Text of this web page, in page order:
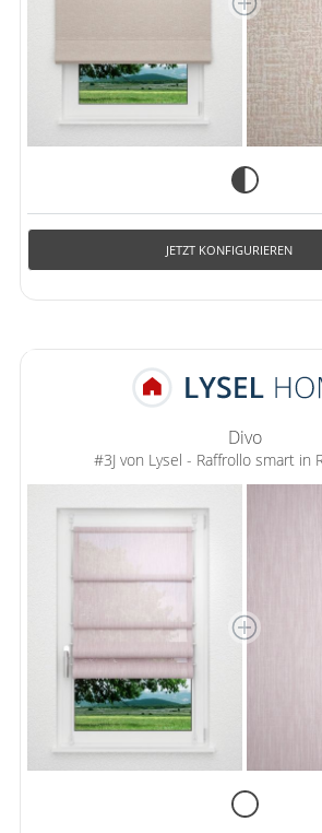
JETZT KONFIGURIEREN
Divo
#3J von Lysel - Raffrollo smart in